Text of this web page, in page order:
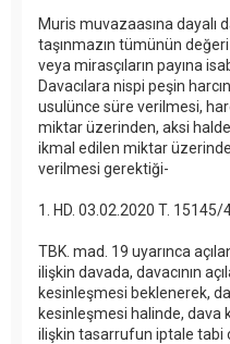
Muris muvazaasına dayalı
taşınmazın tümünün
veya mirasçıların payına
Davacılara nispi peşin
usulünce süre verilmesi,
miktar üzerinden, aksi halde
ikmal edilen miktar
verilmesi gerektiği-
1. HD. 03.02.2020 T. 15145/
TBK. mad. 19 uyarınca
ilişkin davada, davacının
kesinleşmesi beklenerek,
kesinleşmesi halinde, dava
ilişkin tasarrufun iptale tabi